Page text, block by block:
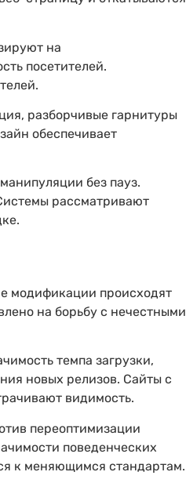
на
посетителей.
разборчивые гарнитуры
обеспечивает
без пауз.
рассматривают
модификации происходят
на борьбу с нечестными
темпа загрузки,
новых релизов. Сайты с
видимость.
переоптимизации
поведенческих
к меняющимся стандартам.